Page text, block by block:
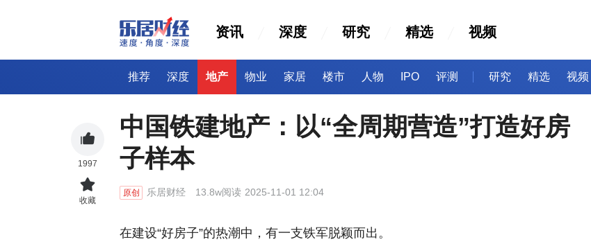
资讯 深度 研究 精选 视频
推荐 深度 地产 物业 家居 楼市 人物 IPO 评测 研究 精选 视频
中国铁建地产：以“全周期营造”打造好房
子样本
原创 乐居财经 13.8w阅读 2025-11-01 12:04
在建设“好房子”的热潮中，有一支铁军脱颖而出。
1997
收藏